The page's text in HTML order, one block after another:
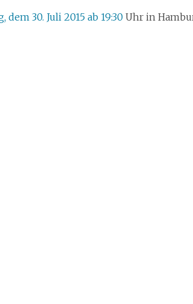
dem 30. Juli 2015 ab 19:30 Uhr in